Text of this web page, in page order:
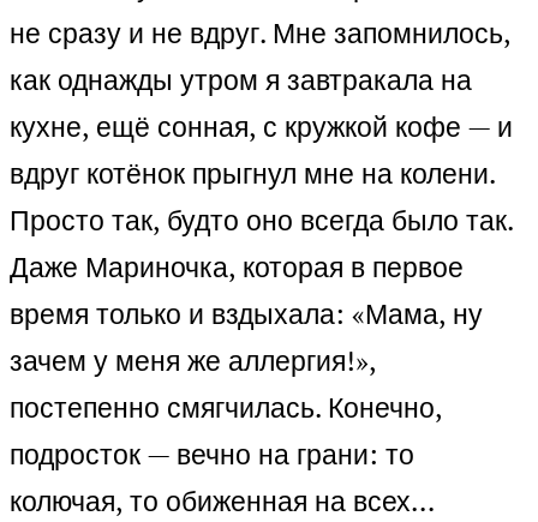
не сразу и не вдруг. Мне запомнилось,
как однажды утром я завтракала на
кухне, ещё сонная, с кружкой кофе — и
вдруг котёнок прыгнул мне на колени.
Просто так, будто оно всегда было так.
Даже Мариночка, которая в первое
время только и вздыхала: «Мама, ну
зачем у меня же аллергия!»,
постепенно смягчилась. Конечно,
подросток — вечно на грани: то
колючая, то обиженная на всех…